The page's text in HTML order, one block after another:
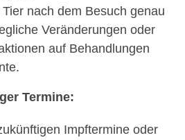
nach dem Besuch genau
Veränderungen oder
auf Behandlungen
Termine:
Impftermine oder